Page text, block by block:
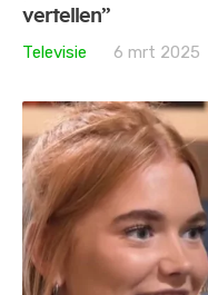
vertellen”
Televisie
6 mrt 2025